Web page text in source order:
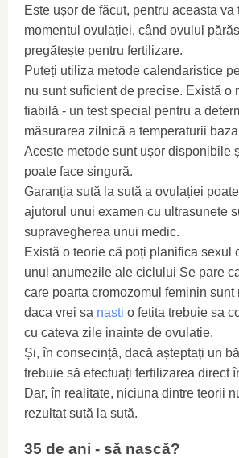
Este ușor de făcut, pentru aceasta
momentul ovulației, când ovulul
pregătește pentru fertilizare.
Puteți utiliza metode calendaristice
nu sunt suficient de precise. Există o
fiabilă - un test special pentru a
măsurarea zilnică a temperaturii
Aceste metode sunt ușor disponibile
poate face singură.
Garanția sută la sută a ovulației
ajutorul unui examen cu ultrasunete
supravegherea unui medic.
Există o teorie că poți planifica sexul
unul anumezile ale ciclului Se pare
care poarta cromozomul feminin sunt
daca vrei sa nasti o fetita trebuie sa
cu cateva zile inainte de ovulatie.
Și, în consecință, dacă așteptați un
trebuie să efectuați fertilizarea direct
Dar, în realitate, niciuna dintre teorii
rezultat sută la sută.
35 de ani - să nască?